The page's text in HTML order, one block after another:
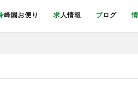
鈴峰園お便り 求人情報 ブログ